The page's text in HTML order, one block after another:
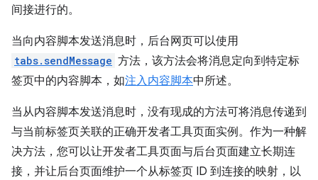
间接进行的。
当向内容脚本发送消息时，后台网页可以使用
tabs.sendMessage 方法，该方法会将消息定向到特定标
签页中的内容脚本，如注入内容脚本中所述。
当从内容脚本发送消息时，没有现成的方法可将消息传递到
与当前标签页关联的正确开发者工具页面实例。 作为一种解
决方法，您可以让开发者工具页面与后台页面建立长期连
接，并让后台页面维护一个从标签页 ID 到连接的映射，以